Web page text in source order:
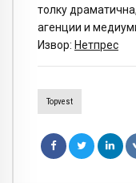
толку
агенции и
Извор: Нетпрес
Topvest